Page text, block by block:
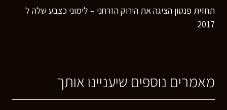
תחזית פנטון הציגה את הירוק הזרחני – לימוני כצבע שלה ל
2017
מאמרים נוספים שיעניינו אותך